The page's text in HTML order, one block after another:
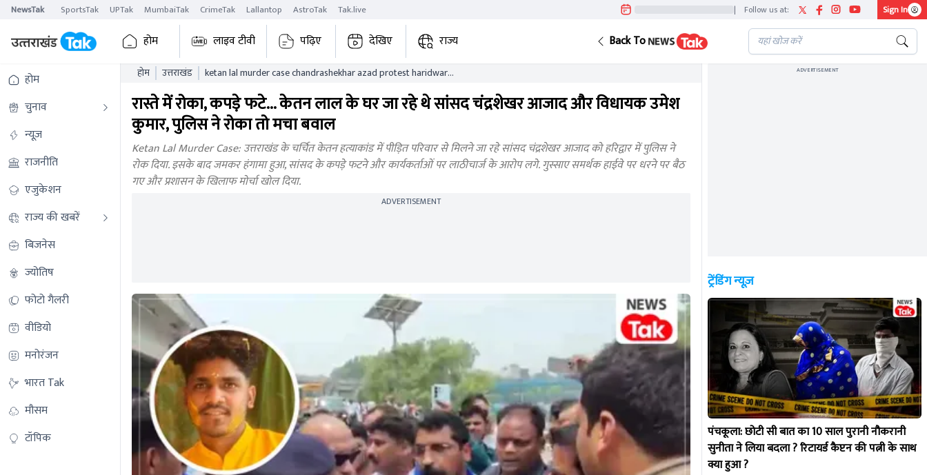
NewsTak SportsTak UPTak MumbaiTak CrimeTak Lallantop AstroTak Tak.live | Follow us at: Sign In
होम लाइव टीवी पढ़िए देखिए राज्य Back To
होम
चुनाव
न्यूज़
राजनीति
एजुकेशन
राज्य की खबरें
बिजनेस
ज्योतिष
फोटो गैलरी
वीडियो
मनोरंजन
भारत Tak
मौसम
टॉपिक
होम उत्तराखंड
ketan lal murder case chandrashekhar azad protest haridwar
रास्ते में रोका, कपड़े फटे... केतन लाल के घर जा रहे थे सांसद चंद्रशेखर आजाद और विधायक उमेश
कुमार, पुलिस ने रोका तो मचा बवाल
Ketan Lal Murder Case: उत्तराखंड के चर्चित केतन हत्याकांड में पीड़ित परिवार से मिलने जा रहे सांसद चंद्रशेखर आजाद को हरिद्वार में पुलिस ने
रोक दिया. इसके बाद जमकर हंगामा हुआ, सांसद के कपड़े फटने और कार्यकर्ताओं पर लाठीचार्ज के आरोप लगे. गुस्साए समर्थक हाईवे पर धरने पर बैठ
गए और प्रशासन के खिलाफ मोर्चा खोल दिया.
ADVERTISEMENT
ADVERTISEMENT
ट्रेंडिंग न्यूज़
पंचकूला: छोटी सी बात का 10 साल पुरानी नौकरानी
सुनीता ने लिया बदला ? रिटायर्ड कैप्टन की पत्नी के साथ
क्या हुआ ?